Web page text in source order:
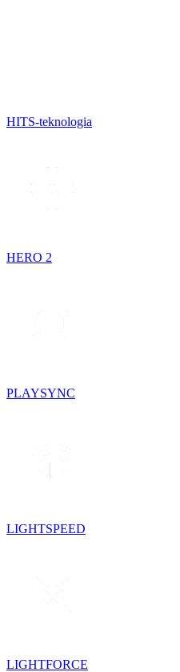
HITS-teknologia
HERO 2
PLAYSYNC
LIGHTSPEED
LIGHTFORCE